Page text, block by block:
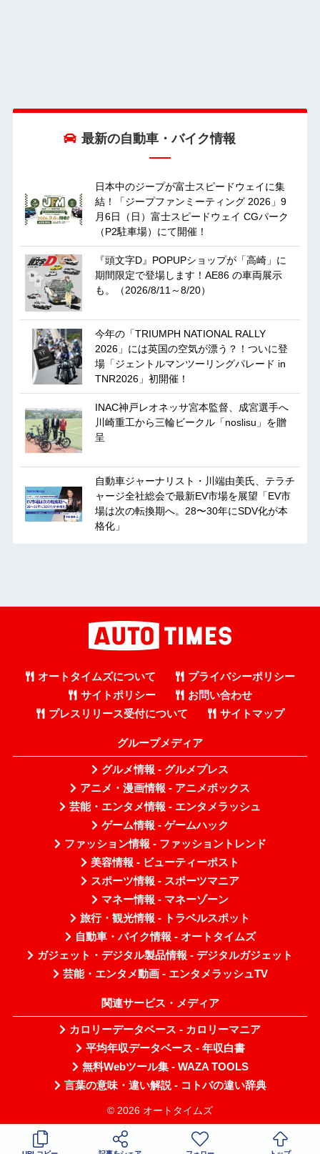
最新の自動車・バイク情報
日本中のジープが富士スピードウェイに集
結！「ジープファンミーティング 2026」9
月6日（日）富士スピードウェイ CGパーク
（P2駐車場）にて開催！
『頭文字D』POPUPショップが「高崎」に
期間限定で登場します！AE86 の車両展示
も。（2026/8/11～8/20）
今年の「TRIUMPH NATIONAL RALLY
2026」には英国の空気が漂う？！ついに登
場「ジェントルマンツーリングパレード in
TNR2026」初開催！
INAC神戸レオネッサ宮本監督、成宮選手へ
川崎重工から三輪ビークル「noslisu」を贈
呈
自動車ジャーナリスト・川端由美氏、テラチ
ャージ全社総会で最新EV市場を展望「EV市
場は次の転換期へ。28〜30年にSDV化が本
格化」
オートタイムズについて
プライバシーポリシー
サイトポリシー
お問い合わせ
プレスリリース受付について
サイトマップ
グループメディア
グルメ情報 - グルメプレス
アニメ・漫画情報 - アニメボックス
芸能・エンタメ情報 - エンタメラッシュ
ゲーム情報 - ゲームハック
ファッション情報 - ファッショントレンド
美容情報 - ビューティーポスト
スポーツ情報 - スポーツマニア
マネー情報 - マネーゾーン
旅行・観光情報 - トラベルスポット
自動車・バイク情報 - オートタイムズ
ガジェット・デジタル製品情報 - デジタルガジェット
芸能・エンタメ動画 - エンタメラッシュTV
関連サービス・メディア
カロリーデータベース - カロリーマニア
平均年収データベース - 年収白書
無料Webツール集 - WAZA TOOLS
言葉の意味・違い解説 - コトバの違い辞典
© 2026 オートタイムズ